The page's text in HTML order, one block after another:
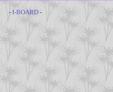
- I-BOARD-